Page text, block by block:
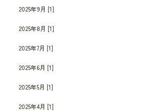
2025年9月 [1]
2025年8月 [1]
2025年7月 [1]
2025年6月 [1]
2025年5月 [1]
2025年4月 [1]